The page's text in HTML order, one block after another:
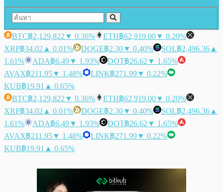
BTC฿2,129,822 ▼ 0.36% ETH฿62,919.00▼ 0.20%
XRP฿34.02 ▲ 0.01% DOGE฿2.30▼ 0.40% SOL฿2,496.36 ▲
1.61%
ADA฿6.49▼ 1.93% DOT฿26.62 ▼ 1.65%
AVAX฿211.95▼ 1.48% LINK฿271.99▼ 0.22%
KUB฿19.91 ▲ 0.65%
BTC฿2,129,822 ▼ 0.36% ETH฿62,919.00▼ 0.20%
XRP฿34.02 ▲ 0.01% DOGE฿2.30▼ 0.40% SOL฿2,496.36 ▲
1.61%
ADA฿6.49▼ 1.93% DOT฿26.62 ▼ 1.65%
AVAX฿211.95▼ 1.48% LINK฿271.99▼ 0.22%
KUB฿19.91 ▲ 0.65%